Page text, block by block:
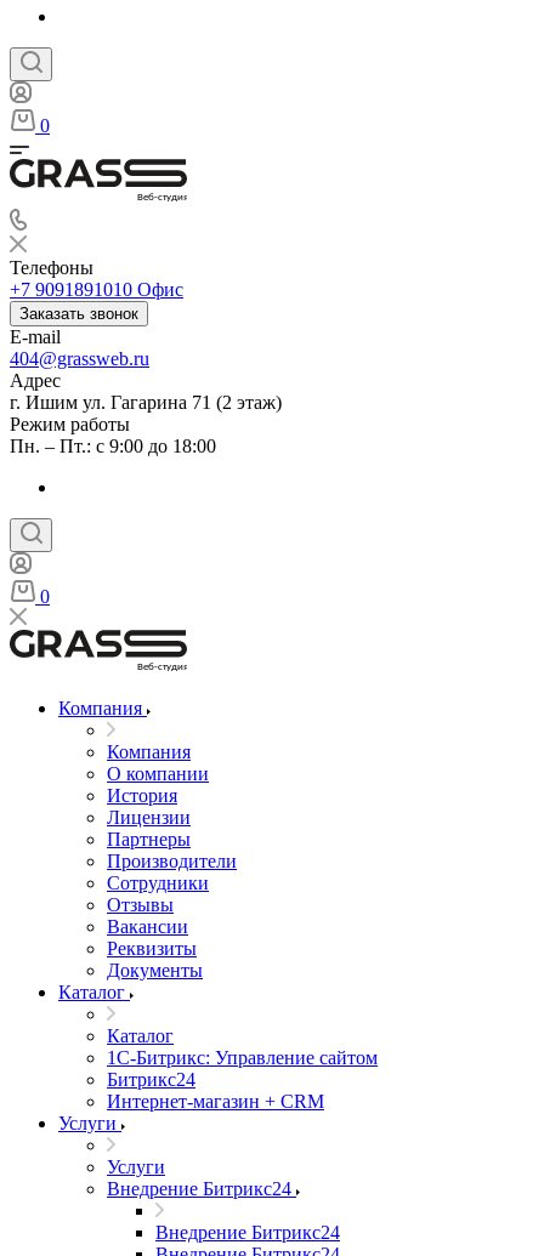
0
Веб-студия
Телефоны
+7 9091891010 Офис
Заказать звонок
E-mail
404@grassweb.ru
Адрес
г. Ишим ул. Гагарина 71 (2 этаж)
Режим работы
Пн. – Пт.: с 9:00 до 18:00
0
Веб-студия
Компания
Компания
О компании
История
Лицензии
Партнеры
Производители
Сотрудники
Отзывы
Вакансии
Реквизиты
Документы
Каталог
Каталог
1С-Битрикс: Управление сайтом
Битрикс24
Интернет-магазин + CRM
Услуги
Услуги
Внедрение Битрикс24
Внедрение Битрикс24